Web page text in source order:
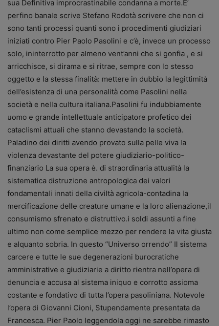
sua Definitiva improcrastinabile condanna a morte.E’
perfino banale scrive Stefano Rodotà scrivere che non ci
sono tanti processi quanti sono i procedimenti giudiziari
iniziati contro Pier Paolo Pasolini e c’è, invece un processo
solo, ininterrotto per almeno vent’anni che si gonfia , e si
arricchisce, si dirama e si ritrae, sempre con lo stesso
oggetto e la stessa finalità: mettere in dubbio la legittimità
dell’esistenza di una personalità come Pasolini nella
società e nella cultura italiana.Pasolini fu indubbiamente
uomo e grande intellettuale anticipatore profetico dei
cataclismi attuali che stanno devastando la società.
Paladino dei diritti avendo provato sulla pelle viva la
violenza devastante del potere giudiziario-politico-
finanziario La sua opera è. di straordinaria attualità la
sistematica distruzione antropologica dei valori
fondamentali innati della civiltà agricola-contadina la
mercificazione delle creature umane e la loro alienazione,il
consumismo sfrenato e distruttivo.i soldi assunti a fine
ultimo non come semplice mezzo per rendere la vita giusta
e alquanto sobria. In questo “Universo orrendo” Il sistema
carcere e tutte le sue degenerazioni burocratiche
amministrative e giudiziarie a diritto rientra nell’opera di
denuncia e accusa al sistema iniquo e corrotto assioma
costante e fondativo di tutta l’opera pasoliniana. Notevole
l’opera di Giovanni Cioni, Stupendamente presentata da
Francesca. Pier Paolo leggendola oggi ne sarebbe rimasto